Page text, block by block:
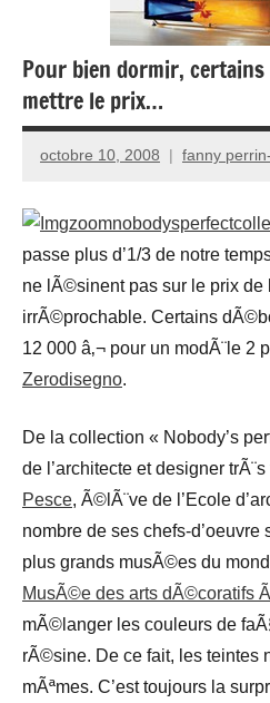
Pour bien dormir,
mettre le prix…
octobre 10, 2008 fanny
passe plus d’1/3 de notre
ne lÃ©sinent pas sur le prix de
irrÃ©prochable. Certains
12 000 â‚¬ pour un modÃ¨le 2
Zerodisegno.
De la collection « Nobody’s
de l’architecte et designer
Pesce, Ã©lÃ¨ve de l’Ecole
nombre de ses chefs-
plus grands musÃ©es du
MusÃ©e des arts dÃ©coratifs
mÃ©langer les couleurs de
rÃ©sine. De ce fait, les teintes
mÃªmes. C’est toujours la